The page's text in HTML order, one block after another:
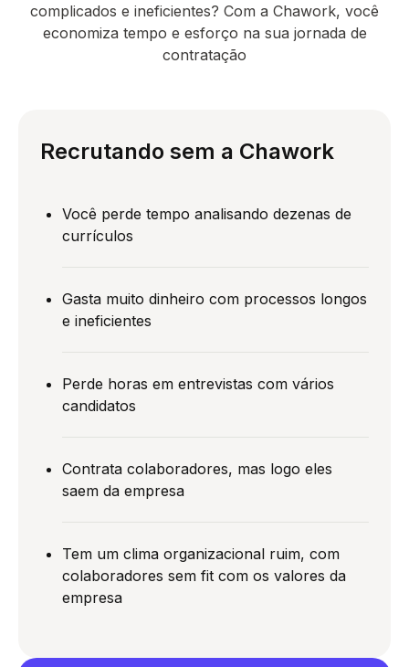
complicados e ineficientes? Com a Chawork, você
economiza tempo e esforço na sua jornada de
contratação
Recrutando sem a Chawork
Você perde tempo analisando dezenas de
currículos
Gasta muito dinheiro com processos longos
e ineficientes
Perde horas em entrevistas com vários
candidatos
Contrata colaboradores, mas logo eles
saem da empresa
Tem um clima organizacional ruim, com
colaboradores sem fit com os valores da
empresa